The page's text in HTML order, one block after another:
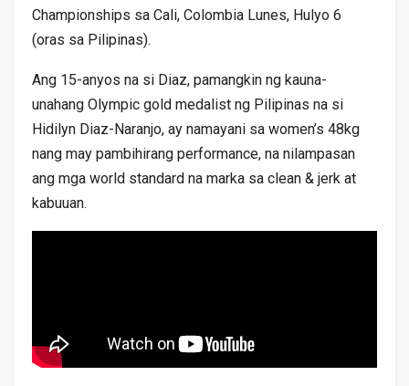
Championships sa Cali, Colombia Lunes, Hulyo 6
(oras sa Pilipinas).
Ang 15-anyos na si Diaz, pamangkin ng kauna-
unahang Olympic gold medalist ng Pilipinas na si
Hidilyn Diaz-Naranjo, ay namayani sa women’s 48kg
nang may pambihirang performance, na nilampasan
ang mga world standard na marka sa clean & jerk at
kabuuan.